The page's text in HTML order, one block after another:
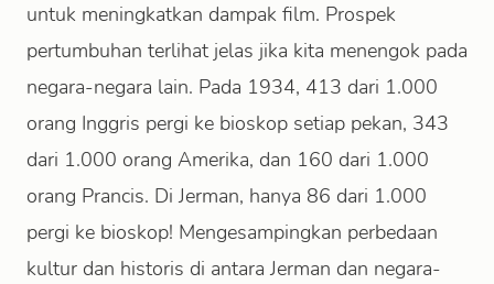
untuk meningkatkan dampak film. Prospek
pertumbuhan terlihat jelas jika kita menengok pada
negara-negara lain. Pada 1934, 413 dari 1.000
orang Inggris pergi ke bioskop setiap pekan, 343
dari 1.000 orang Amerika, dan 160 dari 1.000
orang Prancis. Di Jerman, hanya 86 dari 1.000
pergi ke bioskop! Mengesampingkan perbedaan
kultur dan historis di antara Jerman dan negara-